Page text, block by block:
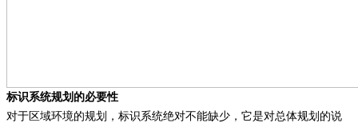
标识系统规划的必要性
对于区域环境的规划，标识系统绝对不能缺少，它是对总体规划的说